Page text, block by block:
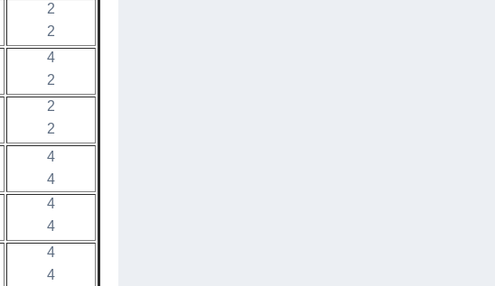
2
2
4
2
2
2
4
4
4
4
4
4